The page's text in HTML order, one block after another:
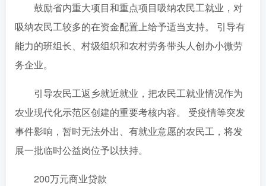
鼓励省内重大项目和重点项目吸纳农民工就业，对
吸纳农民工较多的在资金配置上给予适当支持。 引导有
能力的班组长、村级组织和农村劳务带头人创办小微劳
务企业。
引导农民工返乡就近就业，把农民工就业情况作为
农业现代化示范区创建的重要考核内容。 受疫情等突发
事件影响，暂时无法外出、有就业意愿的农民工，将发
展一批临时公益岗位予以扶持。
200万元商业贷款